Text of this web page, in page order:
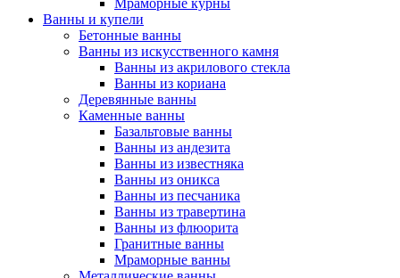
Мраморные курны
Ванны и купели
Бетонные ванны
Ванны из искусственного камня
Ванны из акрилового стекла
Ванны из кориана
Деревянные ванны
Каменные ванны
Базальтовые ванны
Ванны из андезита
Ванны из известняка
Ванны из оникса
Ванны из песчаника
Ванны из травертина
Ванны из флюорита
Гранитные ванны
Мраморные ванны